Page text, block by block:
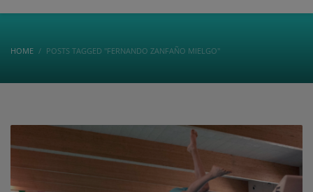
HOME POSTS TAGGED "FERNANDO ZANFAÑO MIELGO"